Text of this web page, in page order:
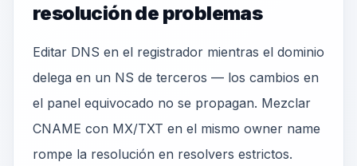
resolución de problemas
Editar DNS en el registrador mientras el dominio
delega en un NS de terceros — los cambios en
el panel equivocado no se propagan. Mezclar
CNAME con MX/TXT en el mismo owner name
rompe la resolución en resolvers estrictos.